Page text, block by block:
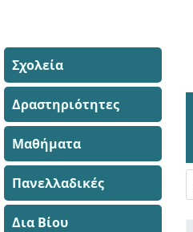
Σχολεία
Δραστηριότητες
Μαθήματα
Πανελλαδικές
Δια Βίου